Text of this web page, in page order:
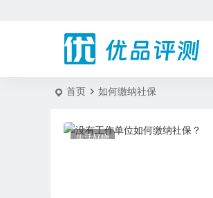
首页 如何缴纳社保
生活好物